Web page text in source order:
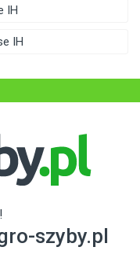
IH
IH
szyby.pl